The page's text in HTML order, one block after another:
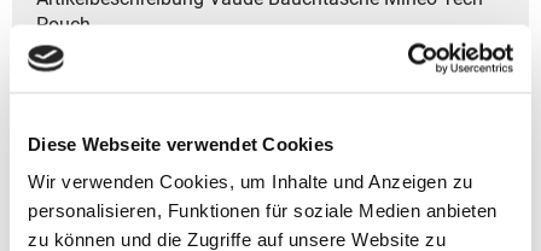
Diese Webseite verwendet Cookies
Wir verwenden Cookies, um Inhalte und Anzeigen zu
personalisieren, Funktionen für soziale Medien anbieten
zu können und die Zugriffe auf unsere Website zu
Pouch
- Volumen: ca. 2 l
- Modelljahr: 2024
- Zwei Tragevarianten: Crossbody oder als
Schultertasche.
- Reißverschluss-Hauptfach für sicheren Inhalt.